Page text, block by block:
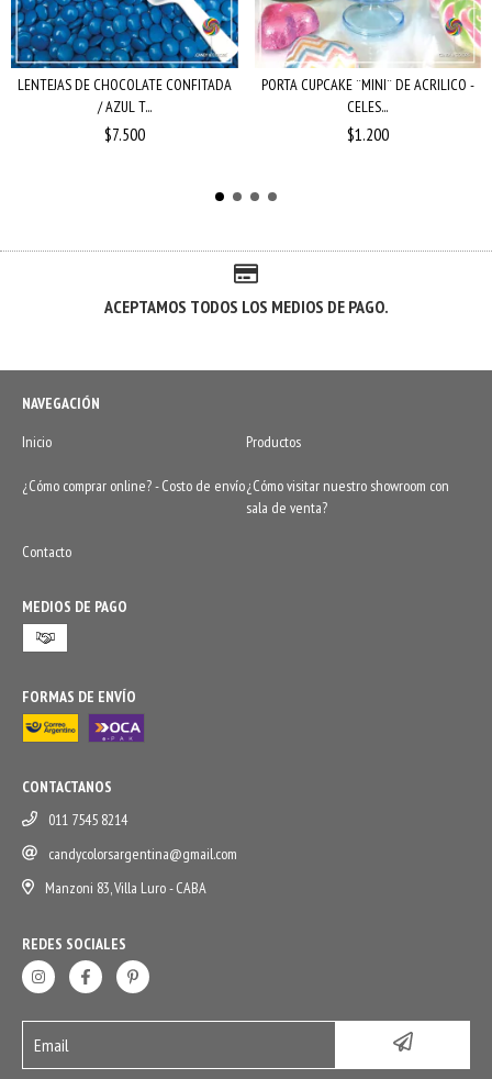
LENTEJAS DE CHOCOLATE CONFITADA
/ AZUL T...
$7.500
PORTA CUPCAKE ¨MINI¨ DE ACRILICO -
CELES...
$1.200
ACEPTAMOS TODOS LOS MEDIOS DE PAGO.
NAVEGACIÓN
Inicio
Productos
¿Cómo comprar online? - Costo de envío¿Cómo visitar nuestro showroom con
sala de venta?
Contacto
MEDIOS DE PAGO
FORMAS DE ENVÍO
CONTACTANOS
011 7545 8214
candycolorsargentina@gmail.com
Manzoni 83, Villa Luro - CABA
REDES SOCIALES